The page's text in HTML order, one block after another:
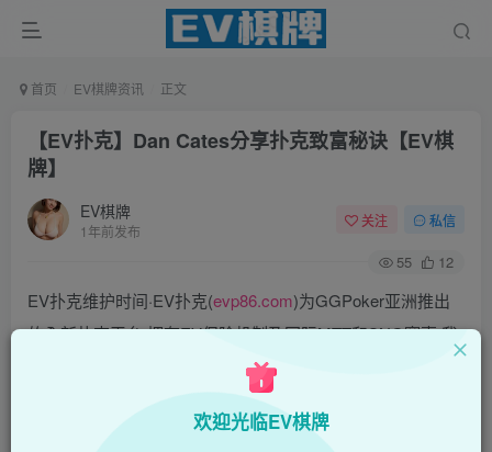
首页 EV棋牌资讯 正文
【EV扑克】Dan Cates分享扑克致富秘诀【EV棋
牌】
EV棋牌
1年前发布
关注 私信
55 12
EV扑克维护时间·EV扑克(evp86.com)为GGPoker亚洲推出
的全新扑克平台,拥有EV保险机制及国际MTT和SNG赛事,我
们具备完善的国际认可,致力提供国内最公平与公正的竞技环
EV扑克|EV扑克官网|EV扑克下载|EV扑克电脑版|EV扑克娱
欢迎光临EV棋牌